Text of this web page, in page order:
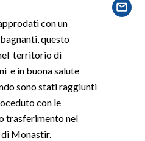
con un
questo
territorio di
e in buona salute
sono stati raggiunti
con le
trasferimento nel
Monastir.